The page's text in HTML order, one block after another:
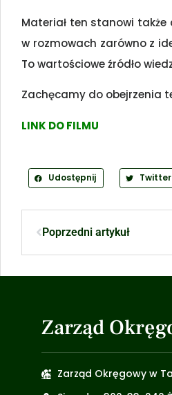
Materiał ten stanowi
w rozmowach zarówno z
To wartościowe źródło
Zachęcamy do obejrzenia
LINK DO FILMU
Udostępnij Twitter
Poprzedni artykuł
Zarząd
Zarząd Okręgowy w